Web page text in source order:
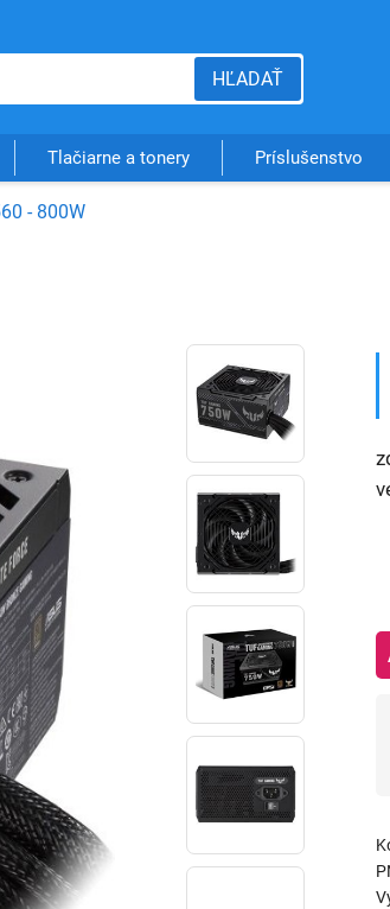
HĽADAŤ
Tlačiarne a tonery Príslušenstvo
- 800W